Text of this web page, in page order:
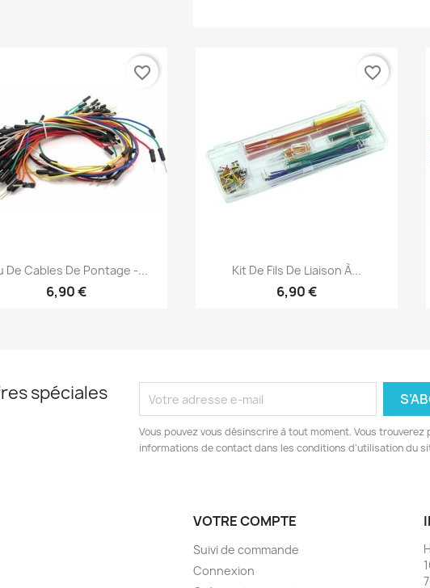
Aperçu rapide
De Cables De Pontage -...
6,90 €
favorite_border
Aperçu rapide
Kit De Fils De Liaison À...
6,90 €
favorite_border
spéciales
Vous pouvez vous désinscrire à tout moment. Vous trouverez
informations de contact dans les conditions d'utilisation du
VOTRE COMPTE
Suivi de commande
Connexion